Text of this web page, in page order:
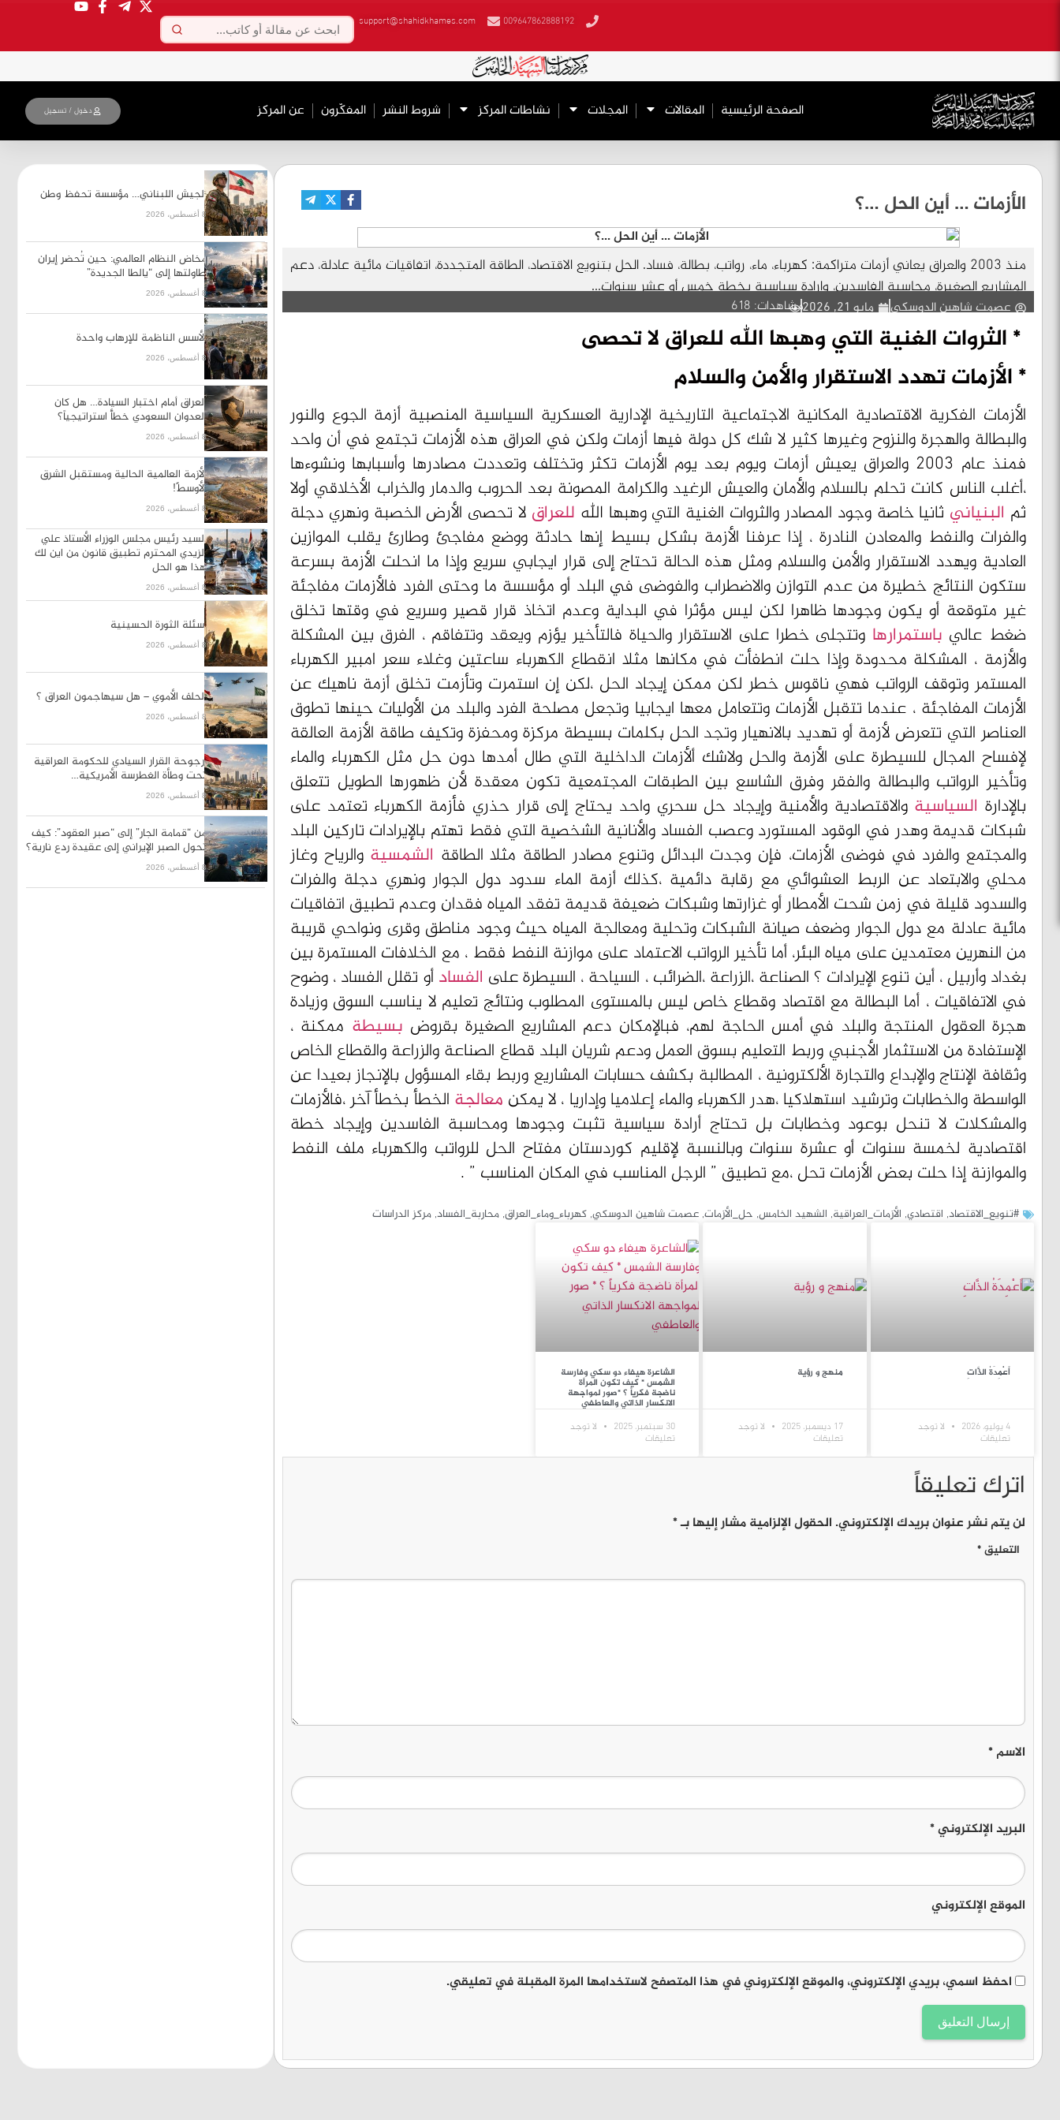
009647862888192
support@shahidkhames.com
.
الصفحة الرئیسیة المقالات المجلات نشاطات المركز شروط النشر المفکّرون عن المركز دخول / تسجیل
الأزمات … أين الحل …؟
منذ ۲۰۰۳ والعراق یعاني أزمات متراكمة: كهرباء، ماء، رواتب، بطالة، فساد. الحل بتنويع الاقتصاد، الطاقة المتجددة، اتفاقيات مائية عادلة، دعم
المشاريع الصغيرة، محاسبة الفاسدين، وإرادة سياسية بخطة خمس أو عشر سنوات...
عصمت شاهين الدوسكي مايو 21, 2026 مشاهدات: 618
*الثروات الغنية التي وهبها الله للعراق لا تحصى
*الأزمات تهدد الاستقرار والأمن والسلام
الأزمات الفكرية الاقتصادية المكانية الاجتماعية التاريخية الإدارية العسكرية السياسية المنصبية أزمة الجوع والنور
والبطالة والهجرة والنزوح وغيرها كثير لا شك كل دولة فيها أزمات ولكن في العراق هذه الأزمات تجتمع في أن واحد
فمنذ عام 2003 والعراق يعيش أزمات ويوم بعد يوم الأزمات تكثر وتختلف وتعددت مصادرها وأسبابها ونشوءها
،أغلب الناس كانت تحلم بالسلام والأمان والعيش الرغيد والكرامة المصونة بعد الحروب والدمار والخراب الأخلاقي أولا
ثم البنياني ثانيا خاصة وجود المصادر والثروات الغنية التي وهبها الله للعراق لا تحصى الأرض الخصبة ونهري دجلة
والفرات والنفط والمعادن النادرة ، إذا عرفنا الأزمة بشكل بسيط إنها حادثة ووضع مفاجئ وطارئ يقلب الموازين
العادية ويهدد الاستقرار والأمن والسلام ومثل هذه الحالة تحتاج إلى قرار ايجابي سريع وإذا ما انحلت الأزمة بسرعة
ستكون النتائج خطيرة من عدم التوازن والاضطراب والفوضى في البلد أو مؤسسة ما وحتى الفرد فالأزمات مفاجئة
غير متوقعة أو يكون وجودها ظاهرا لكن ليس مؤثرا في البداية وعدم اتخاذ قرار قصير وسريع في وقتها تخلق
ضغط عالي باستمرارها وتتجلى خطرا على الاستقرار والحياة فالتأخير يؤزم ويعقد وتتفاقم ، الفرق بين المشكلة
والأزمة ، المشكلة محدودة وإذا حلت انطفأت في مكانها مثلا انقطاع الكهرباء ساعتين وغلاء سعر امبير الكهرباء
المستمر وتوقف الرواتب فهي ناقوس خطر لكن ممكن إيجاد الحل ،لكن إن استمرت وتأزمت تخلق أزمة ناهيك عن
الأزمات المفاجئة ، عندما تتقبل الأزمات وتتعامل معها ايجابيا وتجعل مصلحة الفرد والبلد من الأوليات حينها تطوق
العناصر التي تتعرض لأزمة أو تهديد بالانهيار وتجد الحل بكلمات بسيطة مركزة ومحفزة وتكيف طاقة الأزمة العالقة
لإفساح المجال للسيطرة على الأزمة والحل ولاشك ألأزمات الداخلية التي طال أمدها دون حل مثل الكهرباء والماء
وتأخير الرواتب والبطالة والفقر وفرق الشاسع بين الطبقات المجتمعية تكون معقدة لأن ظهورها الطويل تتعلق
بالإدارة السياسية والاقتصادية والأمنية وإيجاد حل سحري واحد يحتاج إلى قرار حذري فأزمة الكهرباء تعتمد على
شبكات قديمة وهدر في الوقود المستورد وعصب الفساد والأنانية الشخصية التي فقط تهتم بالإيرادات تاركين البلد
والمجتمع والفرد في فوضى الأزمات، فإن وجدت البدائل وتنوع مصادر الطاقة مثلا الطاقة الشمسية والرياح وغاز
محلي والابتعاد عن الربط العشوائي مع رقابة دائمية ،كذلك أزمة الماء سدود دول الجوار ونهري دجلة والفرات
والسدود قليلة في زمن شحت الأمطار أو غزارتها وشبكات ضعيفة قديمة تفقد المياه فقدان وعدم تطبيق اتفاقيات
مائية عادلة مع دول الجوار وضعف صيانة الشبكات وتحلية ومعالجة المياه حيث وجود مناطق وقرى ونواحي قريبة
من النهرين معتمدين على مياه البئر، أما تأخير الرواتب الاعتماد على موازنة النفط فقط ، مع الخلافات المستمرة بين
بغداد وأربيل ، أين تنوع الإيرادات ؟ الصناعة ،الزراعة ،الضرائب ، السياحة ، السيطرة على الفسادأو تقلل الفساد ، وضوح
في الاتفاقيات ، أما البطالة مع اقتصاد وقطاع خاص ليس بالمستوى المطلوب ونتائج تعليم لا يناسب السوق وزيادة
هجرة العقول المنتجة والبلد في أمس الحاجة لهم، فبالإمكان دعم المشاريع الصغيرة بقروض بسيطة ممكنة ،
الإستفادة من الاستثمار الأجنبي وربط التعليم بسوق العمل ودعم شريان البلد قطاع الصناعة والزراعة والقطاع الخاص
وثقافة الإنتاج والإبداع والتجارة الألكترونية ، المطالبة بكشف حسابات المشاريع وربط بقاء المسؤول بالإنجاز بعيدا عن
الواسطة والخطابات وترشيد استهلاكيا ،هدر الكهرباء والماء إعلاميا وإداريا ، لا يمكن معالجة الخطأ بخطأ آخر ،فالأزمات
والمشكلات لا تنحل بوعود وخطابات بل تحتاج أرادة سياسية تثبت وجودها ومحاسبة الفاسدين وإيجاد خطة
اقتصادية لخمسة سنوات أو عشرة سنوات وبالنسبة لإقليم كوردستان مفتاح الحل للرواتب والكهرباء ملف النفط
والموازنة إذا حلت بعض الأزمات تحل ،مع تطبيق ” الرجل المناسب في المكان المناسب ” .
#تنويع_الاقتصاد, اقتصادي, الأزمات_العراقية, الشهيد الخامس, حل_الأزمات, عصمت شاهين الدوسكي, كهرباء_وماء_العراق, محاربة_الفساد, مركز الدراسات
أَعْمِدَةُ الذَّاتِ
4 يوليو، 2026 لا توجد
تعليقات
منهج و رؤية
17 ديسمبر، 2025 لا توجد
تعليقات
الشاعرة هيفاء دو سكي وفارسة
الشمس * كيف تكون المرأة
ناضجة فكرياً ؟ *صور لمواجهة
الانكسار الذاتي والعاطفي
30 سبتمبر، 2025 لا توجد
تعليقات
اترك تعليقاً
لن يتم نشر عنوان بريدك الإلكتروني. الحقول الإلزامية مشار إليها بـ*
التعليق*
الاسم*
البريد الإلكتروني*
الموقع الإلكتروني
احفظ اسمي، بريدي الإلكتروني، والموقع الإلكتروني في هذا المتصفح لاستخدامها المرة المقبلة في تعليقي.
الجيش اللبناني… مؤسسة تحفظ وطن
8 أغسطس، 2026
مخاض النظام العالمي: حين تُحضر إيران
طاولتها إلى “يالطا الجديدة”
8 أغسطس، 2026
الأسس الناظمة للإرهاب واحدة
8 أغسطس، 2026
العراق أمام اختبار السيادة… هل كان
العدوان السعودي خطأً استراتيجياً؟
8 أغسطس، 2026
الأزمة العالمية الحالية ومستقبل الشرق
الأوسطّ!
8 أغسطس، 2026
السيد رئيس مجلس الوزراء الأستاذ علي
الزيدي المحترم تطبيق قانون من اين لك
هذا هو الحل
8 أغسطس، 2026
أسئلة الثورة الحسينية
8 أغسطس، 2026
الحلف الأموي – هل سيهاجمون العراق ؟
8 أغسطس، 2026
أرجوحة القرار السيادي للحكومة العراقية
تحت وطأة الغطرسة الأمريكية…
8 أغسطس، 2026
من “قمامة الجار” إلى “صبر العقود”: كيف
تحول الصبر الإيراني إلى عقيدة ردع نارية؟
8 أغسطس، 2026